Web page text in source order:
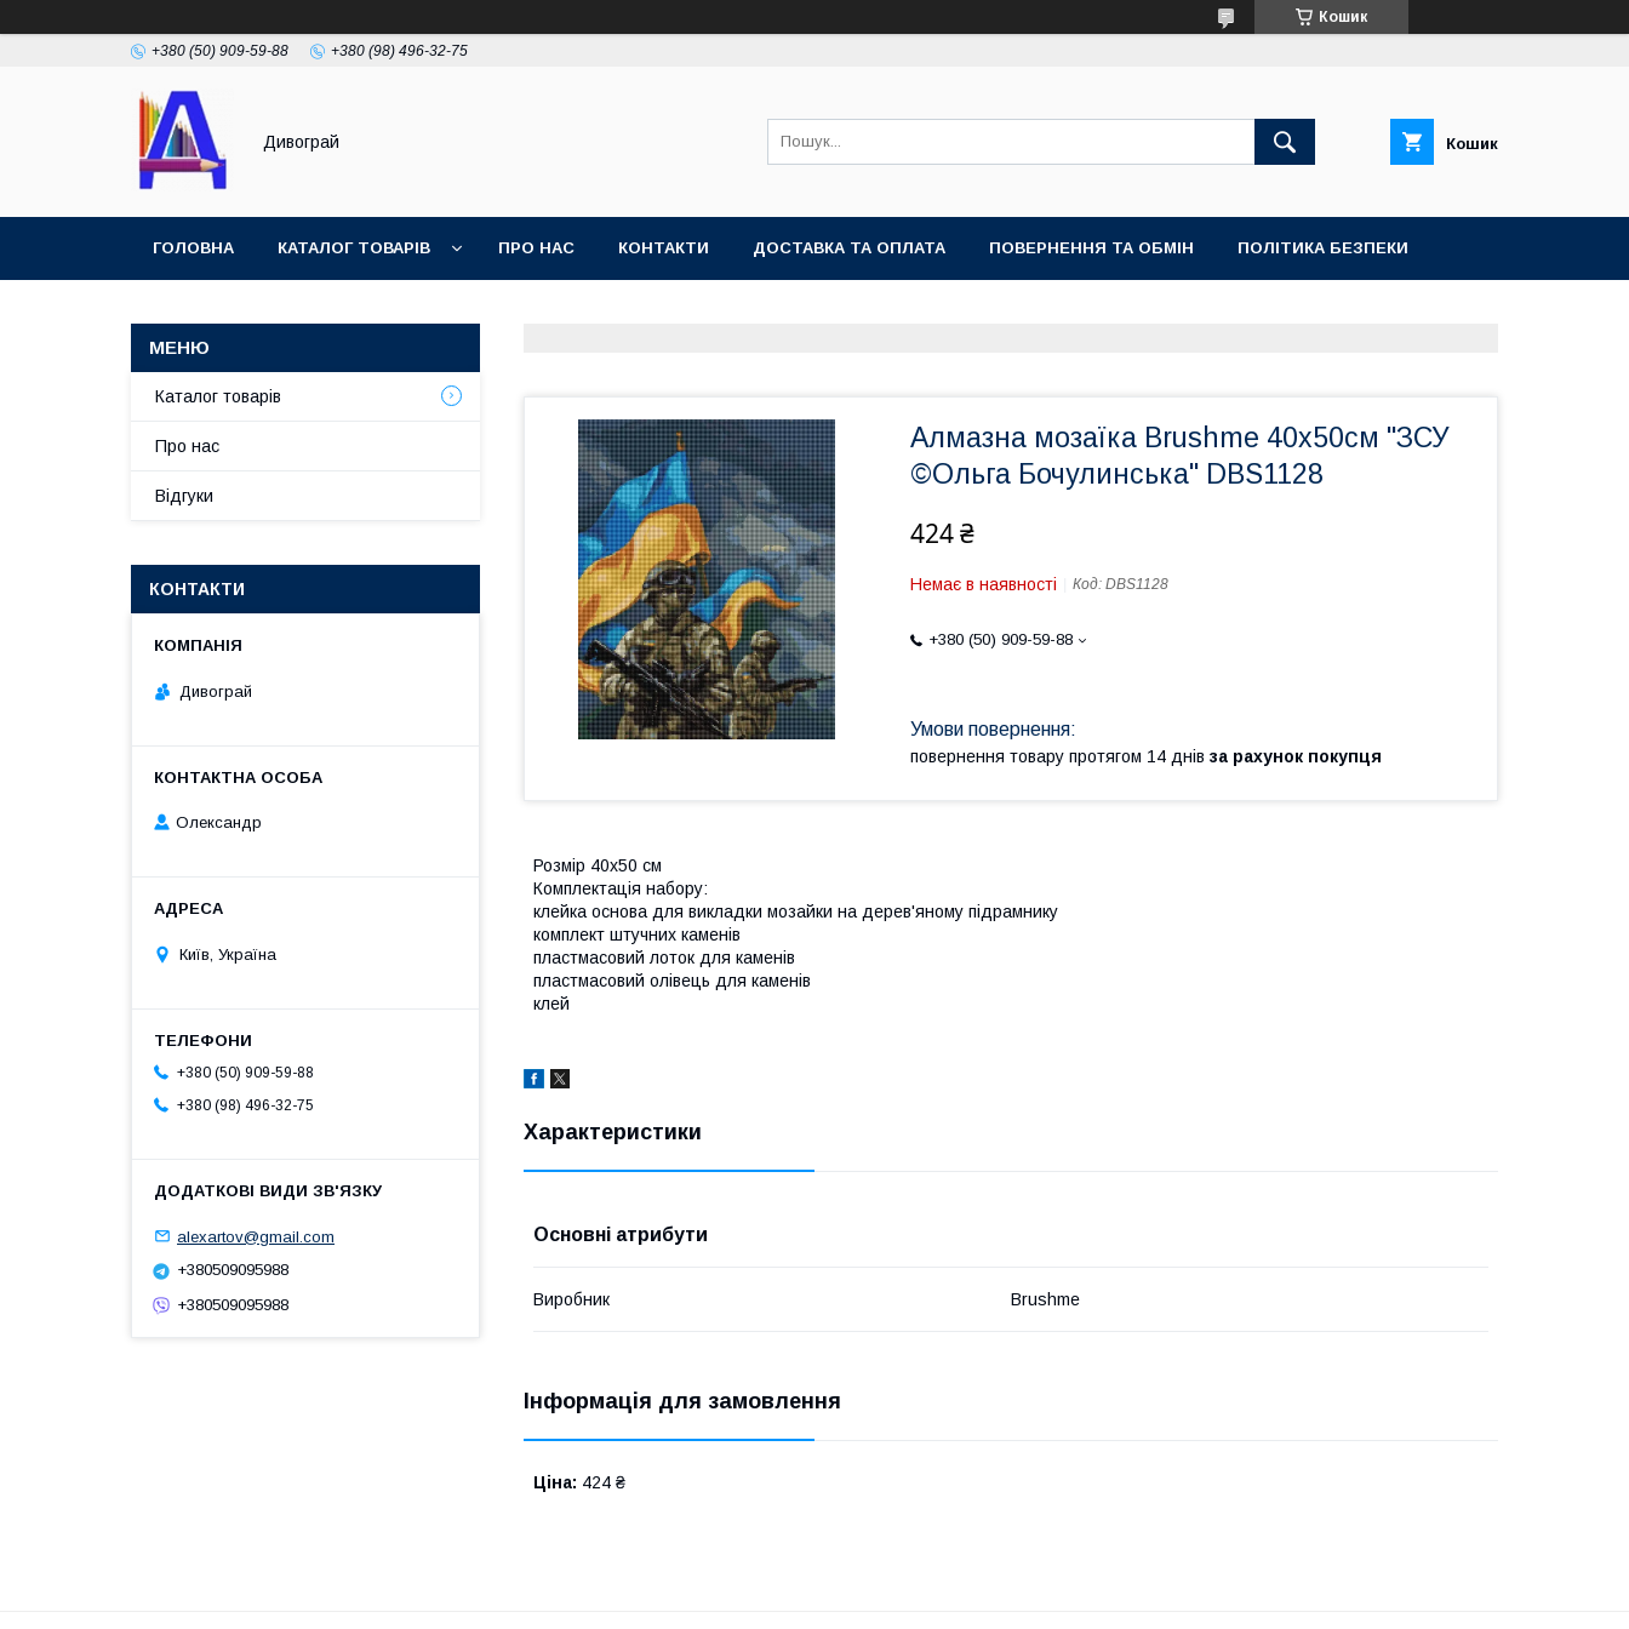
Кошик
+380 (50) 909-59-88 +380 (98) 496-32-75
Дивограй Кошик
ГОЛОВНА КАТАЛОГ ТОВАРІВ ПРО НАС КОНТАКТИ ДОСТАВКА ТА ОПЛАТА ПОВЕРНЕННЯ ТА ОБМІН ПОЛІТИКА БЕЗПЕКИ
Алмазна мозаїка Brushme 40x50см "ЗСУ
©Ольга Бочулинська" DBS1128
424 ₴
Немає в наявності Код: DBS1128
+380 (50) 909-59-88
повернення товару протягом 14 днів за рахунок покупця
Розмір 40x50 см
Комплектація набору:
клейка основа для викладки мозайки на дерев'яному підрамнику
комплект штучних каменів
пластмасовий лоток для каменів
пластмасовий олівець для каменів
клей
Характеристики
Основні атрибути
Виробник Brushme
Інформація для замовлення
Ціна: 424 ₴
Каталог товарів
Про нас
Відгуки
КОНТАКТИ
Дивограй
Олександр
Київ, Україна
+380 (50) 909-59-88
+380 (98) 496-32-75
alexartov@gmail.com
+380509095988
+380509095988